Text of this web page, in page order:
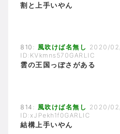
割と上手いやん
810: 風吹けば名無し 2020/
ID:KVkmns570GARLIC
雲の王国っぽさがある
814: 風吹けば名無し 2020/
ID:xJPekh1f0GARLIC
結構上手いやん